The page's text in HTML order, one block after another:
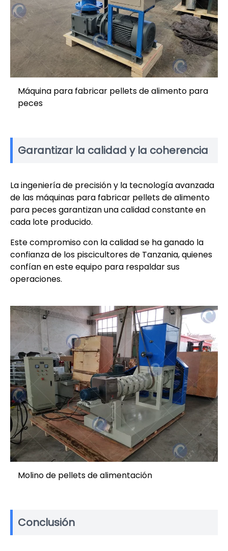
Máquina para fabricar pellets de alimento para
peces
Garantizar la calidad y la coherencia
La ingeniería de precisión y la tecnología avanzada
de las máquinas para fabricar pellets de alimento
para peces garantizan una calidad constante en
cada lote producido.
Este compromiso con la calidad se ha ganado la
confianza de los piscicultores de Tanzania, quienes
confían en este equipo para respaldar sus
operaciones.
Molino de pellets de alimentación
Conclusión